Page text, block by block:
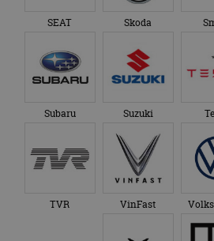
SEAT Skoda
Subaru Suzuki
TVR VinFast